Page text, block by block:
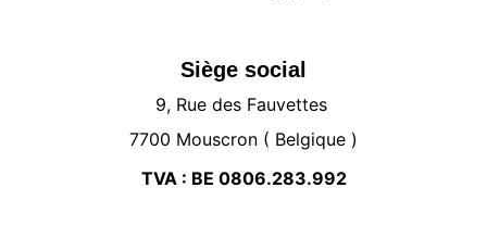
Siège social
9, Rue des Fauvettes
7700 Mouscron ( Belgique )
TVA : BE 0806.283.992